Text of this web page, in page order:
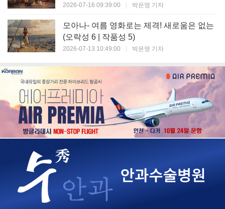
7 | 작품성 6)
2026-07-16 09:39:00 박은영 기자
모아나- 여름 영화로는 제격! 새로움은 없는
(오락성 6 | 작품성 5)
2026-07-13 10:49:00 박은영 기자